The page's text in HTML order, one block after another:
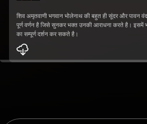
शिव अमृतवाणी भगवान भोलेनाथ की बहुत ही सूंदर और पावन
पूर्ण वर्णन है जिसे सुनकर भक्त उनकी आराधना करते है।
का सम्पूर्ण दर्शन कर सकते है।